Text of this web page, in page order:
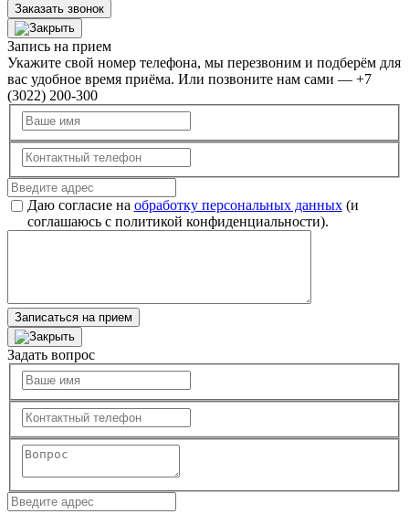
Заказать звонок
Запись на прием
Укажите свой номер телефона, мы перезвоним и подберём для
вас удобное время приёма. Или позвоните нам сами — +7
(3022) 200-300
Даю согласие на обработку персональных данных(и
соглашаюсь с политикой конфиденциальности).
Записаться на прием
Задать вопрос